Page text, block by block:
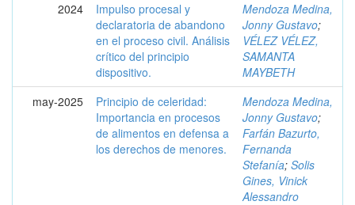
2024
Impulso procesal y
declaratoria de abandono
en el proceso civil. Análisis
crítico del principio
dispositivo.
Mendoza Medina,
Jonny Gustavo;
VÉLEZ VÉLEZ,
SAMANTA
MAYBETH
may-2025
Principio de celeridad:
Importancia en procesos
de alimentos en defensa a
los derechos de menores.
Mendoza Medina,
Jonny Gustavo;
Farfán Bazurto,
Fernanda
Stefanía; Solis
Gines, Vinick
Alessandro